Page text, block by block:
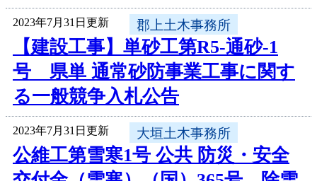
2023年7月31日更新 郡上土木事務所
【建設工事】単砂工第R5-通砂-1
号 県単 通常砂防事業工事に関す
る一般競争入札公告
2023年7月31日更新 大垣土木事務所
公維工第雪寒1号 公共 防災・安全